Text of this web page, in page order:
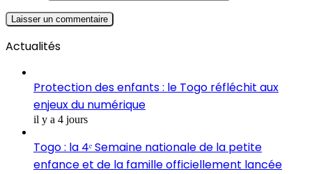
Actualités
Protection des enfants : le Togo réfléchit aux
enjeux du numérique
il y a 4 jours
Togo : la 4ᵉ Semaine nationale de la petite
enfance et de la famille officiellement lancée